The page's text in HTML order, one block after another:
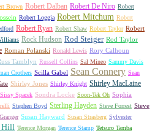
Brown Robert Dalban Robert De Niro Robert
Robert Loggia Robert Mitchum Robert
Robert Ryan Robert Shaw Robert Taylor Robert
Rock Hudson Rod Steiger Rod Taylor
Roman Polanski Ronald Lewis Rory Calhoun
Tamblyn Russell Collins Sal Mineo Sammy Davis
Crothers Scilla Gabel Sean Connery Sean
Shirley Jones Shirley Knight Shirley MacLaine
Sissy Spacek Sondra Locke Soon-Tek Oh Sophia
Stephen Boyd Sterling Hayden Steve Forrest Steve
Susan Hayward Susan Strasberg Sylvester
Hill Terence Morgan Terence Stamp Tetsuro Tamba